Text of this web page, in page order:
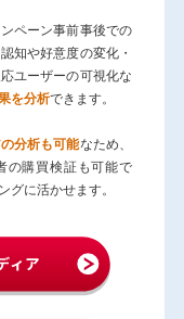
ペーン事前事後での
知や好意度の変化・
ユーザーの可視化な
を分析できます。
分析も可能なため、
の購買検証も可能で
グに活かせます。